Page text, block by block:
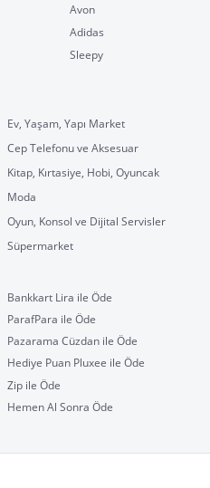
Avon
Adidas
Sleepy
Ev, Yaşam, Yapı Market
Cep Telefonu ve Aksesuar
Kitap, Kırtasiye, Hobi, Oyuncak
Moda
Oyun, Konsol ve Dijital Servisler
Süpermarket
Bankkart Lira ile Öde
ParafPara ile Öde
Pazarama Cüzdan ile Öde
Hediye Puan Pluxee ile Öde
Zip ile Öde
Hemen Al Sonra Öde